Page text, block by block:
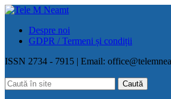
Despre noi
GDPR / Termeni și condiții
ISSN 2734 - 7915 | Email: